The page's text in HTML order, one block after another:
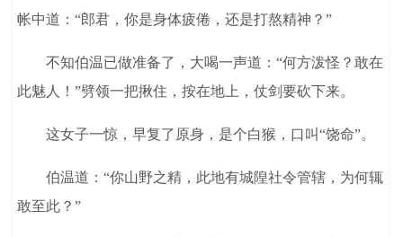
帐中道：“郎君，你是身体疲倦，还是打熬精神？”
不知伯温已做准备了，大喝一声道：“何方泼怪？敢在
此魅人！”劈领一把揪住，按在地上，仗剑要砍下来。
这女子一惊，早复了原身，是个白猴，口叫“饶命”。
伯温道：“你山野之精，此地有城隍社令管辖，为何辄
敢至此？”